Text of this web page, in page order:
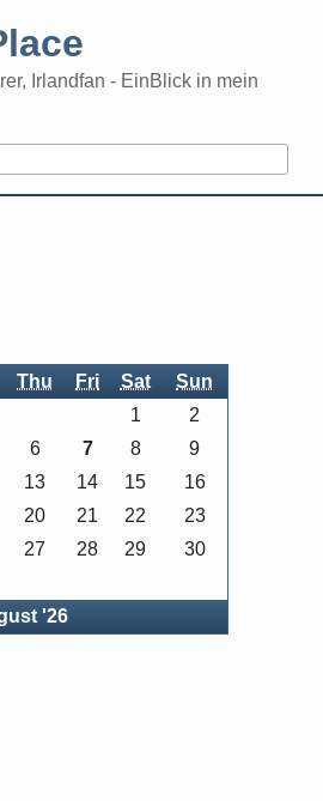
Irlandfan - EinBlick in mein
Thu Fri Sat Sun
'26
1
2
6 7 8
9
13 14 15
16
20 21 22
23
27 28 29
30